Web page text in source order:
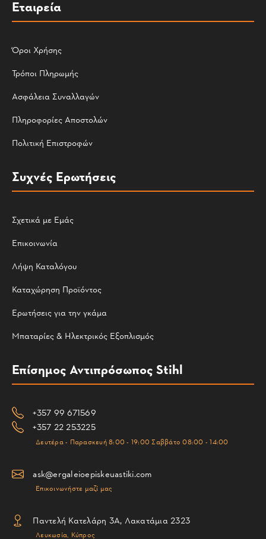
Εταιρεία
Όροι Χρήσης
Τρόποι Πληρωμής
Ασφάλεια Συναλλαγών
Πληροφορίες Αποστολών
Πολιτική Επιστροφών
Συχνές Ερωτήσεις
Σχετικά με Εμάς
Επικοινωνία
Λήψη Καταλόγου
Καταχώρηση Προϊόντος
Ερωτήσεις για την γκάμα
Μπαταρίες & Ηλεκτρικός Εξοπλισμός
Επίσημος Αντιπρόσωπος Stihl
+357 99 671569
+357 22 253225
Δευτέρα - Παρασκευή 8:00 - 19:00 Σαββάτο 08:00 - 14:00
ask@ergaleioepiskeuastiki.com
Επικοινωνήστε μαζί μας
Παντελή Κατελάρη 3Α, Λακατάμια 2323
Λευκωσία, Κύπρος